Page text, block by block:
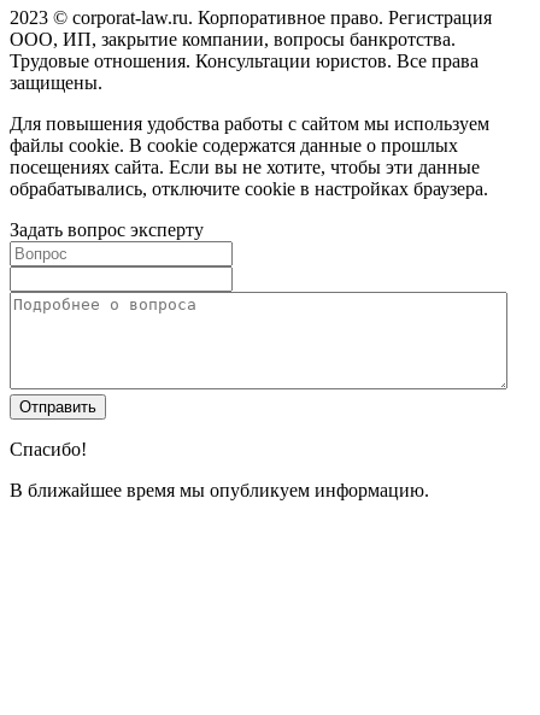
2023 © corporat-law.ru. Корпоративное право. Регистрация
ООО, ИП, закрытие компании, вопросы банкротства.
Трудовые отношения. Консультации юристов. Все права
защищены.
Для повышения удобства работы с сайтом мы используем
файлы cookie. В cookie содержатся данные о прошлых
посещениях сайта. Если вы не хотите, чтобы эти данные
обрабатывались, отключите cookie в настройках браузера.
Задать вопрос эксперту
Спасибо!
В ближайшее время мы опубликуем информацию.